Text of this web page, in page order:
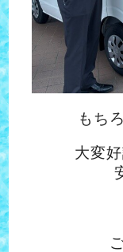
もち
大変